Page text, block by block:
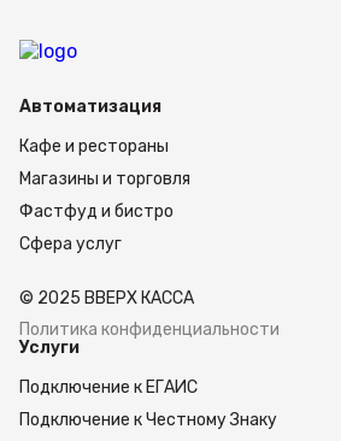
Автоматизация
Кафе и рестораны
Магазины и торговля
Фастфуд и бистро
Сфера услуг
© 2025 ВВЕРХ КАССА
Политика конфиденциальности
Услуги
Подключение к ЕГАИС
Подключение к Честному Знаку